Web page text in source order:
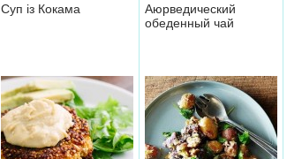
Суп із Кокама
Аюрведический
обеденный чай